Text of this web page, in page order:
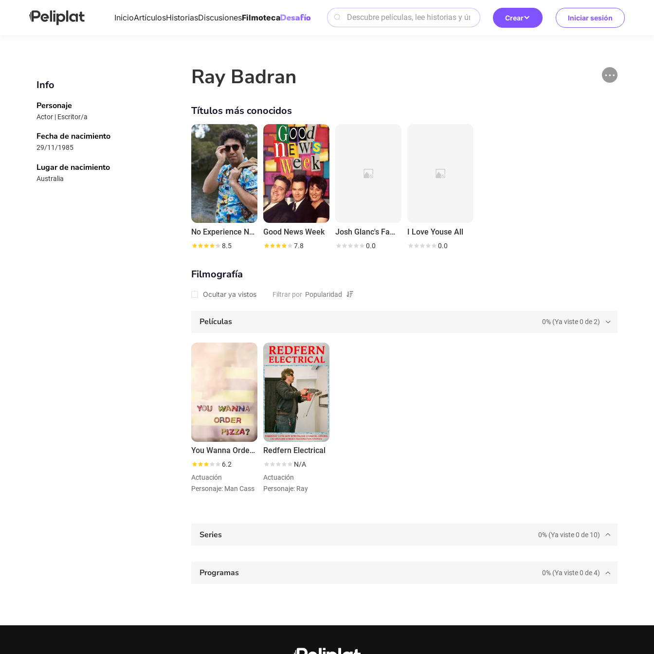
InicioArtículosHistoriasDiscusionesFilmoteca Crear Iniciar sesión
Info
Personaje
Actor | Escritor/a
Fecha de nacimiento
29/11/1985
Lugar de nacimiento
Australia
Ray Badran
Títulos más conocidos
No Experience Necessary
8.5
Good News Week
7.8
Josh Glanc's Family Man
0.0
I Love Youse All
0.0
Filmografía
Ocultar ya vistos Filtrar por
Películas 0% (Ya viste 0 de 2)
You Wanna Order Pizza?
6.2
Actuación
Personaje: Man Cass
Redfern Electrical
N/A
Actuación
Personaje: Ray
Series 0% (Ya viste 0 de 10)
Programas 0% (Ya viste 0 de 4)